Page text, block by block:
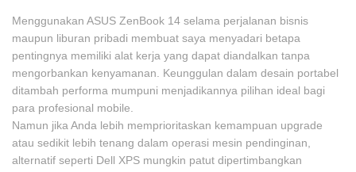
Menggunakan ASUS ZenBook 14 selama perjalanan bisnis
maupun liburan pribadi membuat saya menyadari betapa
pentingnya memiliki alat kerja yang dapat diandalkan tanpa
mengorbankan kenyamanan. Keunggulan dalam desain portabel
ditambah performa mumpuni menjadikannya pilihan ideal bagi
para profesional mobile.
Namun jika Anda lebih memprioritaskan kemampuan upgrade
atau sedikit lebih tenang dalam operasi mesin pendinginan,
alternatif seperti Dell XPS mungkin patut dipertimbangkan